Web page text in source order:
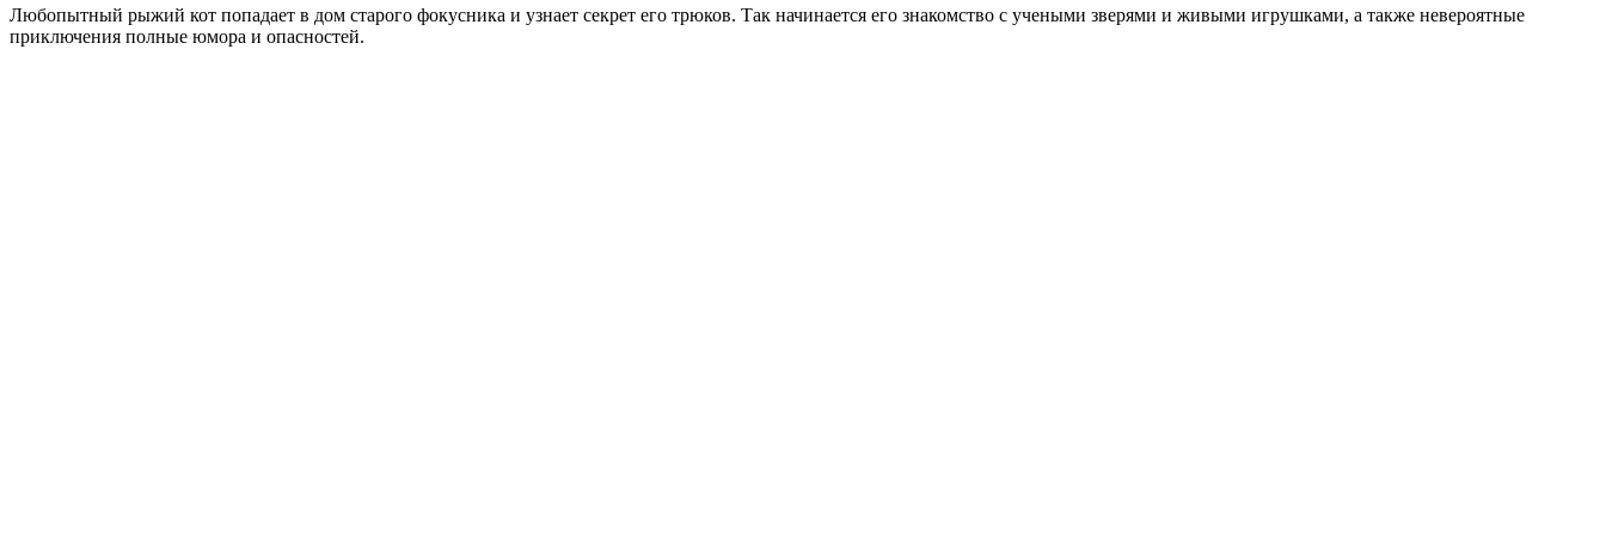
Любопытный рыжий кот попадает в дом старого фокусника и узнает секрет его трюков. Так начинается его знакомство с учеными зверями и живыми игрушками, а также невероятные
приключения полные юмора и опасностей.